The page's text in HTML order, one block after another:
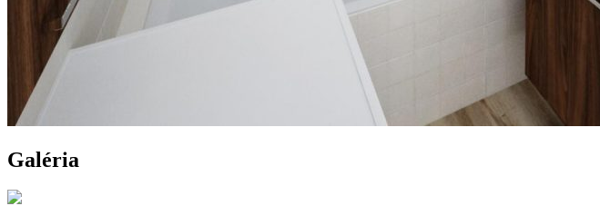
Galéria